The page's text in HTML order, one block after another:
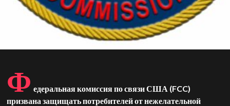
Ф едеральная комиссия по связи США (FCC)
призвана защищать потребителей от нежелательной